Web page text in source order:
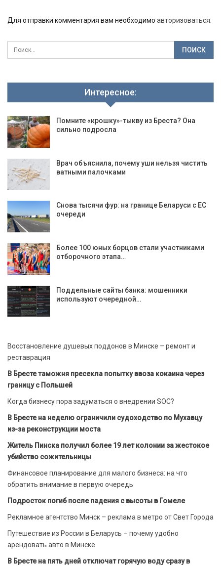
Для отправки комментария вам необходимо авторизоваться
Интересное:
Помните «крошку»-тыкву из Бреста? Она
сильно подросла
Врач объяснила, почему уши нельзя чистить
ватными палочками
Снова тысячи фур: на границе Беларуси с ЕС
очереди
Более 100 юных борцов стали участниками
отборочного этапа…
Поддельные сайты банка: мошенники
используют очередной…
Восстановление душевых поддонов в Минске – ремонт и
реставрация
В Бресте таможня пресекла попытку ввоза кокаина через
границу с Польшей
Когда бизнесу пора задуматься о внедрении SOC?
В Бресте на неделю ограничили судоходство по Мухавцу
из-за реконструкции моста
Житель Пинска получил более 19 лет колонии за жестокое
убийство сожительницы
Финансовое планирование для малого бизнеса: на что
обратить внимание в первую очередь
Подросток погиб после падения с высоты в Гомеле
Рекламное агентство Минск – реклама в метро от Свет Города
Путешествие из России в Беларусь – почему удобно
арендовать авто в Минске
В Бресте на пять дней отключат горячую воду сразу в